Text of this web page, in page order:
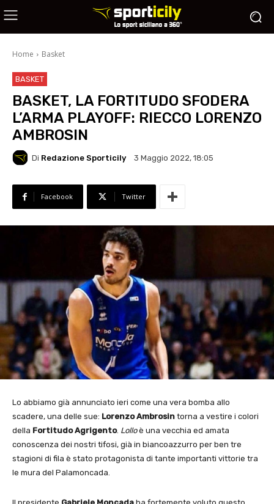
Home Basket
BASKET
BASKET, LA FORTITUDO SFODERA
L’ARMA PLAYOFF: RIECCO LORENZO
AMBROSIN
Di Redazione Sporticily 3 Maggio 2022, 18:05
Facebook Twitter
Lo abbiamo già annunciato ieri come una vera bomba allo
scadere, una delle sue: Lorenzo Ambrosin torna a vestire i colori
della Fortitudo Agrigento. Lolloè una vecchia ed amata
conoscenza dei nostri tifosi, già in biancoazzurro per ben tre
stagioni di fila è stato protagonista di tante importanti vittorie tra
le mura del Palamoncada.